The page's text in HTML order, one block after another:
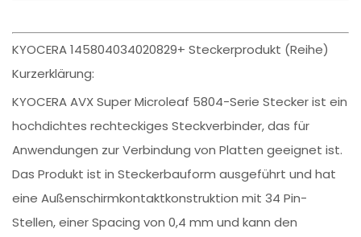
KYOCERA 145804034020829+ Steckerprodukt (Reihe)
Kurzerklärung:
KYOCERA AVX Super Microleaf 5804-Serie Stecker ist ein
hochdichtes rechteckiges Steckverbinder, das für
Anwendungen zur Verbindung von Platten geeignet ist.
Das Produkt ist in Steckerbauform ausgeführt und hat
eine Außenschirmkontaktkonstruktion mit 34 Pin-
Stellen, einer Spacing von 0,4 mm und kann den